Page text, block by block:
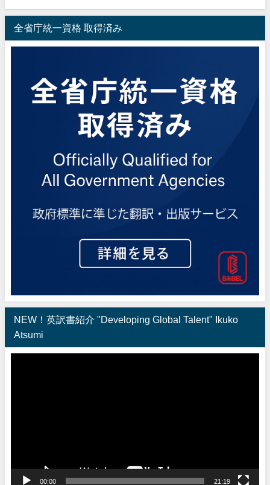
全省庁統一資格 取得済み
NEW！英訳書紹介 "Developing Global Talent" Ikuko
Atsumi
00:00 21:19